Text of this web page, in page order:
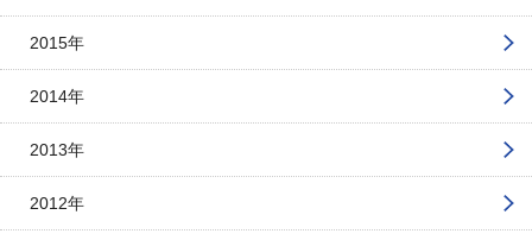
2015年
2014年
2013年
2012年